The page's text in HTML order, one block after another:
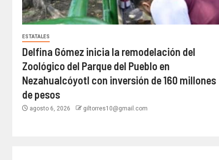
ESTATALES
Delfina Gómez inicia la remodelación del
Zoológico del Parque del Pueblo en
Nezahualcóyotl con inversión de 160 millones
de pesos
agosto 6, 2026 giltorres10@gmail.com